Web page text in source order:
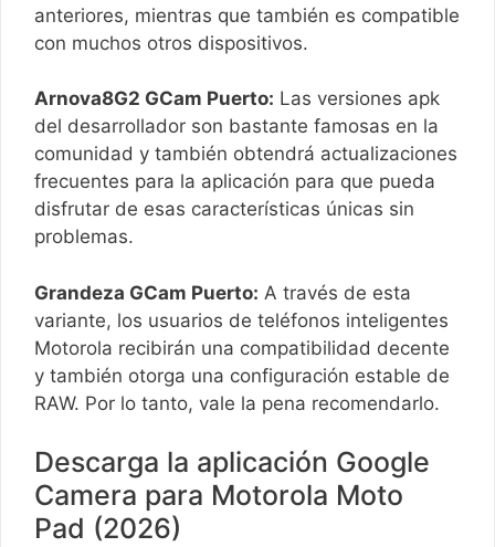
anteriores, mientras que también es compatible
con muchos otros dispositivos.
Arnova8G2 GCam Puerto: Las versiones apk
del desarrollador son bastante famosas en la
comunidad y también obtendrá actualizaciones
frecuentes para la aplicación para que pueda
disfrutar de esas características únicas sin
problemas.
Grandeza GCam Puerto: A través de esta
variante, los usuarios de teléfonos inteligentes
Motorola recibirán una compatibilidad decente
y también otorga una configuración estable de
RAW. Por lo tanto, vale la pena recomendarlo.
Descarga la aplicación Google
Camera para Motorola Moto
Pad (2026)